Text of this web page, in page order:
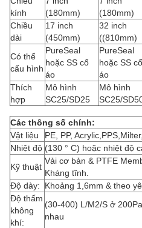
kính
(180mm)
(180mm)
Chiều
dài
17 inch
(450mm)
32 inch
((810mm)
Có thể
cấu hình
PureSeal
hoặc SS cổ
áo
PureSeal
hoặc SS cổ
áo
Thích
hợp
Mô hình
SC25/SD25
Mô hình
SC25/
Các thông số chính:
Vật liệu
PE, PP,
Nhiệt độ (130 ° C) hoặc nhiệt độ
Kỹ thuật
Vải cơ bản & PTFE
Kháng tĩnh.
Độ dày:
Khoảng 1,6mm & theo
Độ thấm
không
khí:
(30-400) L/M2/S ở
nhau